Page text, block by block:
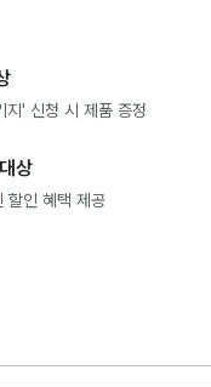
지' 신청 시 제품 증정
상
할인 혜택 제공